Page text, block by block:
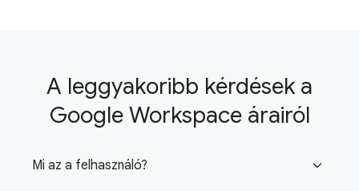
A leggyakoribb kérdések a
Google Workspace árairól
Mi az a felhasználó? expand_more